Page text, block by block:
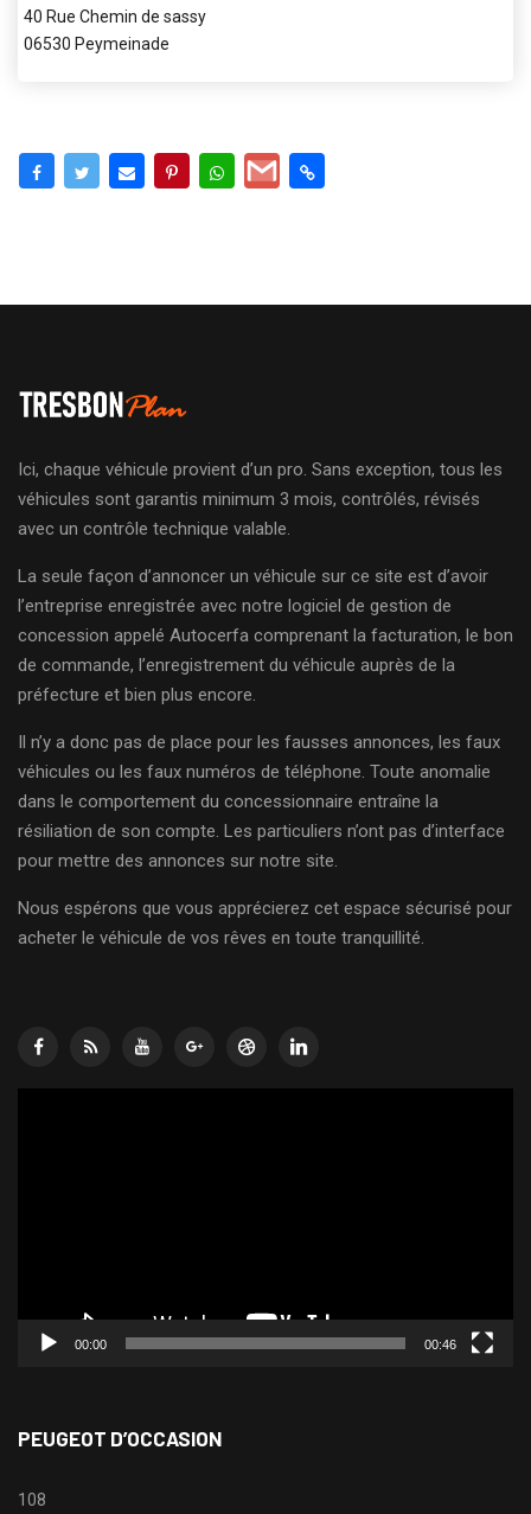
40 Rue Chemin de sassy
06530 Peymeinade
Ici, chaque véhicule provient d’un pro. Sans exception, tous les
véhicules sont garantis minimum 3 mois, contrôlés, révisés
avec un contrôle technique valable.
La seule façon d’annoncer un véhicule sur ce site est d’avoir
l’entreprise enregistrée avec notre logiciel de gestion de
concession appelé Autocerfa comprenant la facturation, le bon
de commande, l’enregistrement du véhicule auprès de la
préfecture et bien plus encore.
Il n’y a donc pas de place pour les fausses annonces, les faux
véhicules ou les faux numéros de téléphone. Toute anomalie
dans le comportement du concessionnaire entraîne la
résiliation de son compte. Les particuliers n’ont pas d’interface
pour mettre des annonces sur notre site.
Nous espérons que vous apprécierez cet espace sécurisé pour
acheter le véhicule de vos rêves en toute tranquillité.
00:00 00:46
PEUGEOT D’OCCASION
108